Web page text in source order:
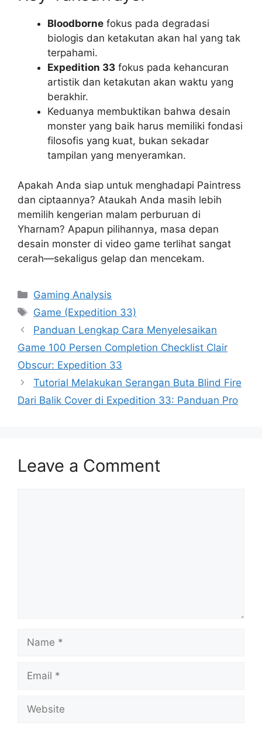
Bloodborne fokus pada degradasi
biologis dan ketakutan akan hal yang tak
terpahami.
Expedition 33 fokus pada kehancuran
artistik dan ketakutan akan waktu yang
berakhir.
Keduanya membuktikan bahwa desain
monster yang baik harus memiliki fondasi
filosofis yang kuat, bukan sekadar
tampilan yang menyeramkan.
Apakah Anda siap untuk menghadapi Paintress
dan ciptaannya? Ataukah Anda masih lebih
memilih kengerian malam perburuan di
Yharnam? Apapun pilihannya, masa depan
desain monster di video game terlihat sangat
cerah—sekaligus gelap dan mencekam.
Categories
Gaming Analysis
Tags
Game (Expedition 33)
Panduan Lengkap Cara Menyelesaikan
Game 100 Persen Completion Checklist Clair
Obscur: Expedition 33
Tutorial Melakukan Serangan Buta Blind Fire
Dari Balik Cover di Expedition 33: Panduan Pro
Leave a Comment